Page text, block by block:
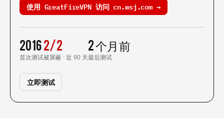
使用 GreatFireVPN 访问 cn.wsj.com →
2016
首次测试
2/2
被屏蔽 · 近 90 天
2 个月前
最后测试
立即测试